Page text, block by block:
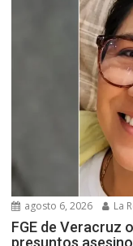
agosto 6, 2026 La
FGE de Veracruz
presuntos